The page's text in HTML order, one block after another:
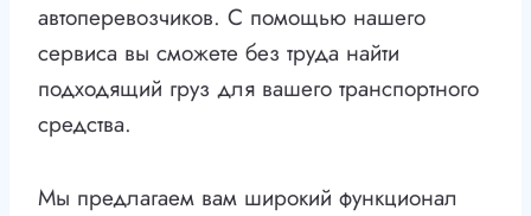
автоперевозчиков. С помощью нашего
сервиса вы сможете без труда найти
подходящий груз для вашего транспортного
средства.
Мы предлагаем вам широкий функционал